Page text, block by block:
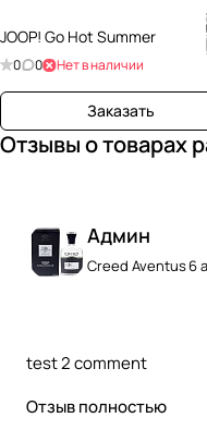
JOOP! Go Hot Summer
0 0 Нет в наличии
Заказать
Отзывы о товарах
Админ
Creed Aventus6
test 2 comment
Отзыв полностью